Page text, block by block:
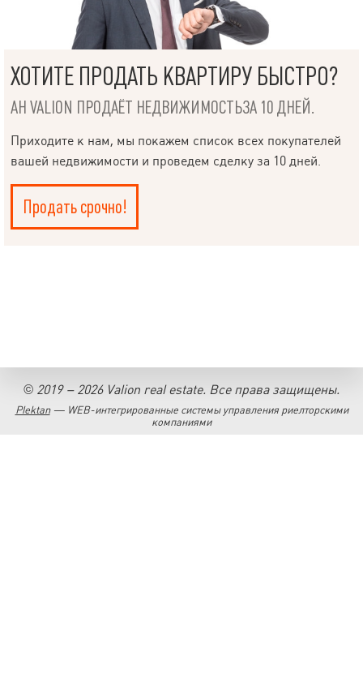
ХОТИТЕ ПРОДАТЬ КВАРТИРУ БЫСТРО?
АН VALION ПРОДАЁТ НЕДВИЖИМОСТЬЗА 10 ДНЕЙ.
Приходите к нам, мы покажем список всех покупателей
вашей недвижимости и проведем сделку за 10 дней.
Продать срочно!
НАПИСАТЬ
РУКОВОДИТЕЛЮ
© 2019 – 2026 Valion real estate. Все права защищены.
Plektan— WEB-интегрированные системы управления риелторскими
компаниями